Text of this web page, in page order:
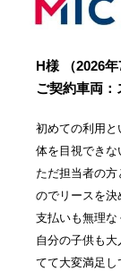
H様
（2026
ご契約車両：
初めての利用と
体を目視できな
ただ担当者の
のでリースを決
支払いも無理な
自分の子供も
てて大変満足し